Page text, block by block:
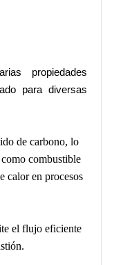
propiedades
para diversas
de carbono, lo
combustible
calor en procesos
el flujo eficiente